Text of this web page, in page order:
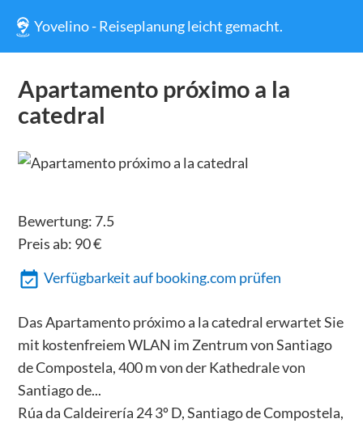
Yovelino - Reiseplanung leicht gemacht.
Apartamento próximo a la
catedral
Bewertung: 7.5
Preis ab: 90€
Verfügbarkeit auf booking.com prüfen
Das Apartamento próximo a la catedral erwartet Sie
mit kostenfreiem WLAN im Zentrum von Santiago
de Compostela, 400 m von der Kathedrale von
Santiago de...
Rúa da Caldeirería 24 3º D, Santiago de Compostela,